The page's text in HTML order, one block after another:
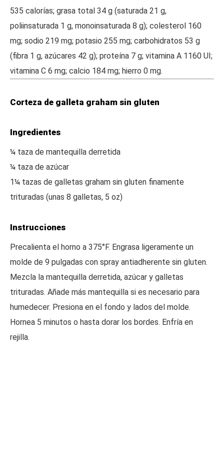
535 calorías; grasa total 34 g (saturada 21 g,
poliinsaturada 1 g, monoinsaturada 8 g); colesterol 160
mg; sodio 219 mg; potasio 255 mg; carbohidratos 53 g
(fibra 1 g, azúcares 42 g); proteína 7 g; vitamina A 1160 UI;
vitamina C 6 mg; calcio 184 mg; hierro 0 mg.
Corteza de galleta graham sin gluten
Ingredientes
¼ taza de mantequilla derretida
¼ taza de azúcar
1¼ tazas de galletas graham sin gluten finamente
trituradas (unas 8 galletas, 5 oz)
Instrucciones
Precalienta el horno a 375°F. Engrasa ligeramente un
molde de 9 pulgadas con spray antiadherente sin gluten.
Mezcla la mantequilla derretida, azúcar y galletas
trituradas. Añade más mantequilla si es necesario para
humedecer. Presiona en el fondo y lados del molde.
Hornea 5 minutos o hasta dorar los bordes. Enfría en
rejilla.